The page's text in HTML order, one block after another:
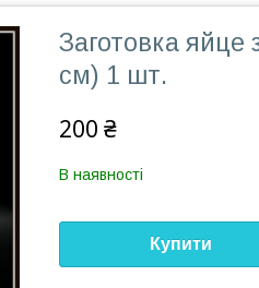
Заготовка яйце
см) 1 шт.
200 ₴
В наявності
Купити